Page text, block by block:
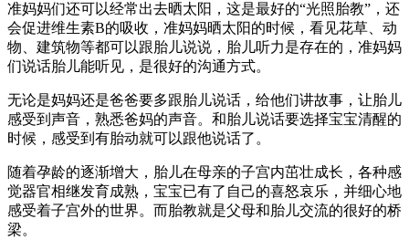
准妈妈们还可以经常出去晒太阳，这是最好的“光照胎教”，还
会促进维生素B的吸收，准妈妈晒太阳的时候，看见花草、动
物、建筑物等都可以跟胎儿说说，胎儿听力是存在的，准妈妈
们说话胎儿能听见，是很好的沟通方式。
无论是妈妈还是爸爸要多跟胎儿说话，给他们讲故事，让胎儿
感受到声音，熟悉爸妈的声音。和胎儿说话要选择宝宝清醒的
时候，感受到有胎动就可以跟他说话了。
随着孕龄的逐渐增大，胎儿在母亲的子宫内茁壮成长，各种感
觉器官相继发育成熟，宝宝已有了自己的喜怒哀乐，并细心地
感受着子宫外的世界。而胎教就是父母和胎儿交流的很好的桥
梁。